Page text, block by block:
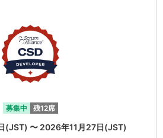
募集中 残12席
(JST) 〜 2026年11月27日(JST)